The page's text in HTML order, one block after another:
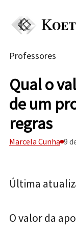
Professores
Qual o
de um
regras
Marcela Cunha 9
Última
O valor da